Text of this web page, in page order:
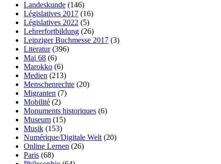
Landeskunde (146)
Législatives 2017 (16)
Législatives 2022 (5)
Lehrerfortbildung (26)
Leipziger Buchmesse 2017 (3)
Literatur(396)
Mai 68 (6)
Marokko (6)
Medien (213)
Menschenrechte (20)
Migranten (7)
Mobilité (2)
Monuments historiques (6)
Museum (15)
Musik (153)
Numérique/Digitale Welt (20)
Online Lernen (26)
Paris (68)